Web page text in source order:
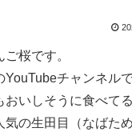
桜です。
YouTubeチャンネル
おいしそうに食べて
の生田目（なばため